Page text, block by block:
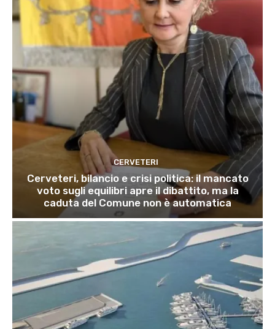
CERVETERI
Cerveteri, bilancio e crisi politica: il mancato
voto sugli equilibri apre il dibattito, ma la
caduta del Comune non è automatica